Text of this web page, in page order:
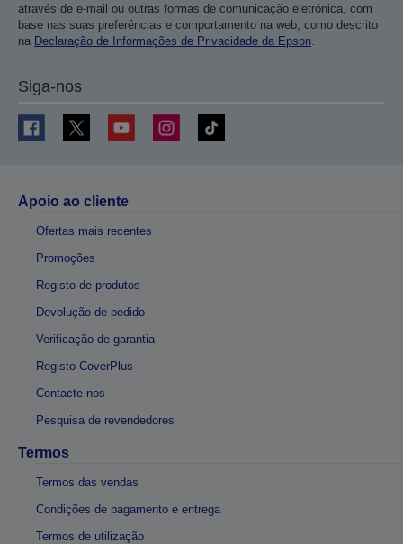
através de e-mail ou outras formas de comunicação eletrónica, com
base nas suas preferências e comportamento na web, como descrito
na Declaração de Informações de Privacidade da Epson
Siga-nos
Apoio ao cliente
Ofertas mais recentes
Promoções
Registo de produtos
Devolução de pedido
Verificação de garantia
Registo CoverPlus
Contacte-nos
Pesquisa de revendedores
Termos
Termos das vendas
Condições de pagamento e entrega
Termos de utilização